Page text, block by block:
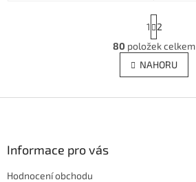
O
v
l
d
S
t
r
á
n
k
v
1
2
80 položek celkem
NAHORU
Informace pro vás
Hodnocení obchodu